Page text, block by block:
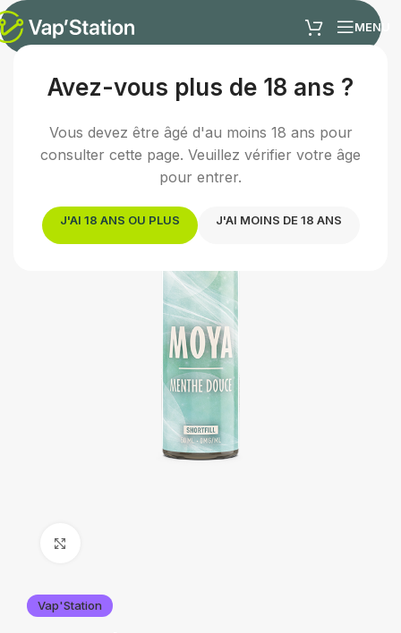
Avez-vous plus de 18 ans ?
Vous devez être âgé d'au moins 18 ans pour
consulter cette page. Veuillez vérifier votre âge
pour entrer.
J'AI 18 ANS OU PLUS J'AI MOINS DE 18 ANS
MENU
Accueil /E-liquides/E-liquide menthe
Vap'Station